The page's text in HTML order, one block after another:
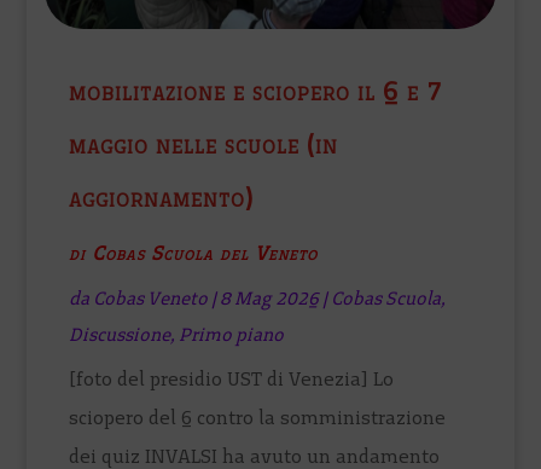
mobilitazione e sciopero il 6 e 7
maggio nelle scuole (in
aggiornamento)
di Cobas Scuola del Veneto
da Cobas Veneto |8 Mag 2026| Cobas Scuola,
Discussione, Primo piano
[foto del presidio UST di Venezia] Lo
sciopero del 6 contro la somministrazione
dei quiz INVALSI ha avuto un andamento